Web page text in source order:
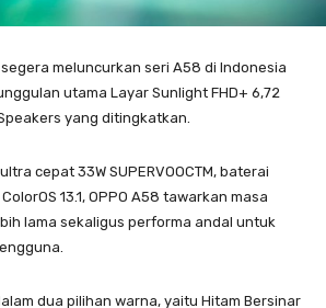
segera meluncurkan seri A58 di Indonesia
utama Layar Sunlight FHD+ 6,72
yang ditingkatkan.
cepat 33W SUPERVOOCTM, baterai
13.1, OPPO A58 tawarkan masa
lama sekaligus performa andal untuk
dua pilihan warna, yaitu Hitam Bersinar